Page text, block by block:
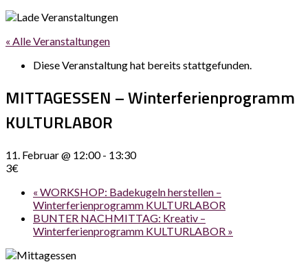
« Alle Veranstaltungen
Diese Veranstaltung hat bereits stattgefunden.
MITTAGESSEN – Winterferienprogramm
KULTURLABOR
11. Februar @ 12:00- 13:30
3€
« WORKSHOP: Badekugeln herstellen –
Winterferienprogramm KULTURLABOR
BUNTER NACHMITTAG: Kreativ –
Winterferienprogramm KULTURLABOR »